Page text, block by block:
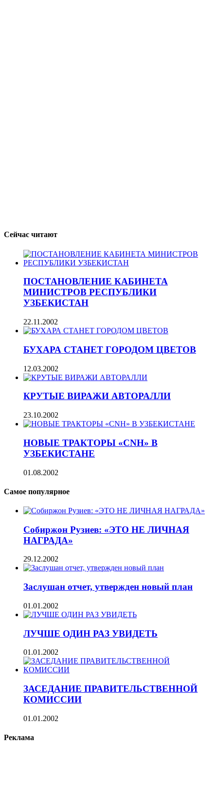
Сейчас читают
ПОСТАНОВЛЕНИЕ КАБИНЕТА
МИНИСТРОВ РЕСПУБЛИКИ
УЗБЕКИСТАН
22.11.2002
БУХАРА СТАНЕТ ГОРОДОМ ЦВЕТОВ
12.03.2002
КРУТЫЕ ВИРАЖИ АВТОРАЛЛИ
23.10.2002
НОВЫЕ ТРАКТОРЫ «СNН» В
УЗБЕКИСТАНЕ
01.08.2002
Самое популярное
Собиржон Рузиев: «ЭТО НЕ ЛИЧНАЯ
НАГРАДА»
29.12.2002
Заслушан отчет, утвержден новый план
01.01.2002
ЛУЧШЕ ОДИН РАЗ УВИДЕТЬ
01.01.2002
ЗАСЕДАНИЕ ПРАВИТЕЛЬСТВЕННОЙ
КОМИССИИ
01.01.2002
Реклама